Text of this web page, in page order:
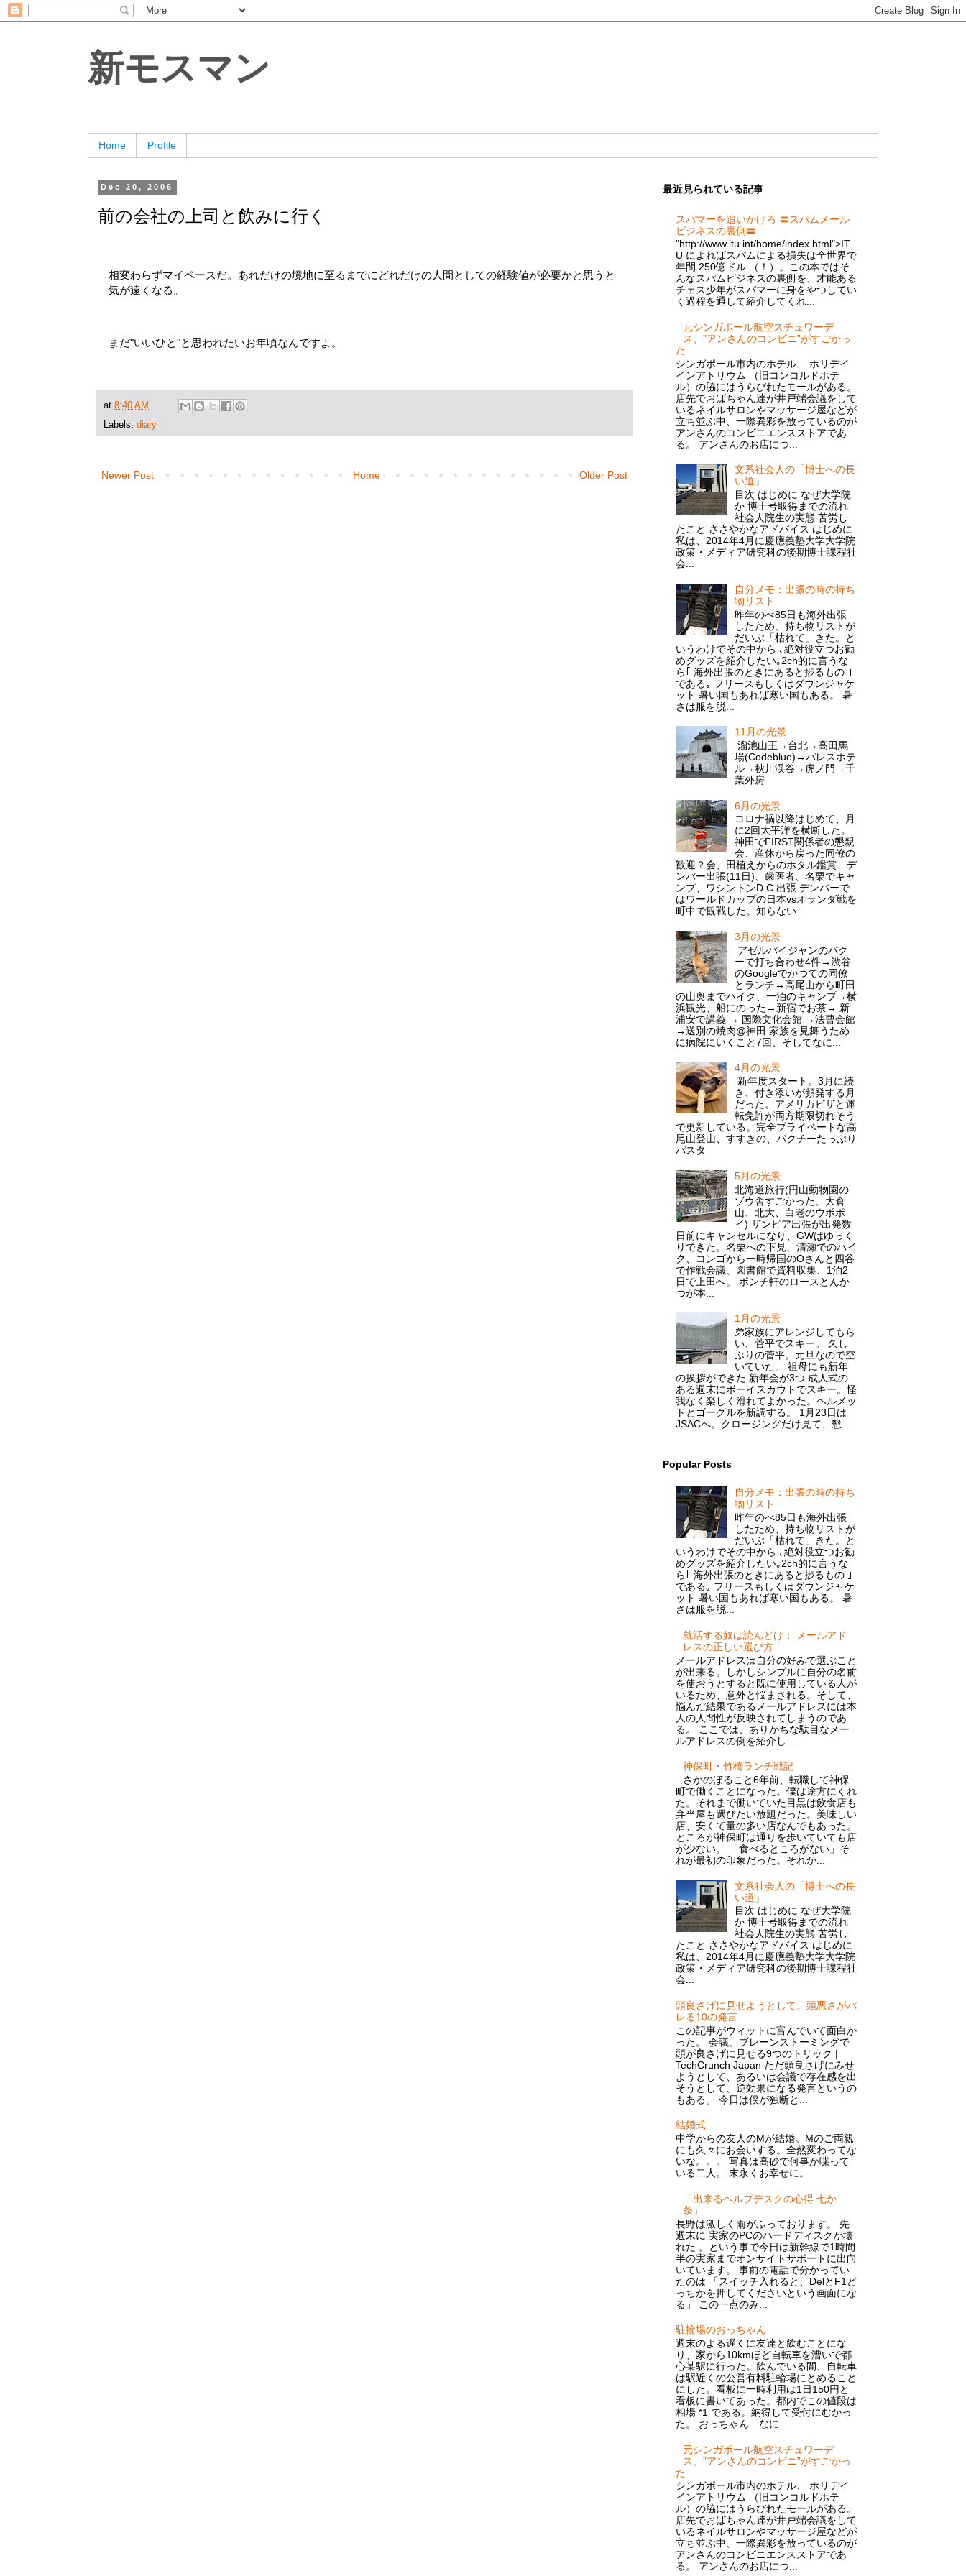
新モスマン
Home Profile
Dec 20, 2006
前の会社の上司と飲みに行く
相変わらずマイペースだ。あれだけの境地に至るまでにどれだけの人間としての経験値が必要かと思うと
気が遠くなる。
まだ"いいひと"と思われたいお年頃なんですよ。
at 8:40 AM
Labels: diary
Newer Post Older Post
Home
最近見られている記事
スパマーを追いかけろ 〓スパムメール
ビジネスの裏側〓
"http://www.itu.int/home/index.html">IT
U によればスパムによる損失は全世界で
年間 250億ドル （！）。この本ではそ
んなスパムビジネスの裏側を、才能ある
チェス少年がスパマーに身をやつしてい
く過程を通して紹介してくれ...
元シンガポール航空スチュワーデ
ス、”アンさんのコンビニ”がすごかっ
た
シンガポール市内のホテル、 ホリデイ
インアトリウム （旧コンコルドホテ
ル）の脇にはうらびれたモールがある。
店先でおばちゃん達が井戸端会議をして
いるネイルサロンやマッサージ屋などが
立ち並ぶ中、一際異彩を放っているのが
アンさんのコンビニエンスストアであ
る。 アンさんのお店につ...
文系社会人の「博士への長
い道」
目次 はじめに なぜ大学院
か 博士号取得までの流れ
社会人院生の実態 苦労し
たこと ささやかなアドバイス はじめに
私は、2014年4月に慶應義塾大学大学院
政策・メディア研究科の後期博士課程社
会...
自分メモ：出張の時の持ち
物リスト
昨年のべ85日も海外出張
したため、持ち物リストが
だいぶ「枯れて」きた。と
いうわけでその中から ､絶対役立つお勧
めグッズを紹介したい｡2ch的に言うな
ら｢ 海外出張のときにあると捗るもの ｣
である｡ フリースもしくはダウンジャケ
ット 暑い国もあれば寒い国もある。 暑
さは服を脱...
11月の光景
溜池山王→台北→高田馬
場(Codeblue)→パレスホテ
ル→秋川渓谷→虎ノ門→千
葉外房
6月の光景
コロナ禍以降はじめて、月
に2回太平洋を横断した。
神田でFIRST関係者の懇親
会、産休から戻った同僚の
歓迎？会、田植えからのホタル鑑賞、デ
ンバー出張(11日)、歯医者、名栗でキャ
ンプ、ワシントンD.C.出張 デンバーで
はワールドカップの日本vsオランダ戦を
町中で観戦した。知らない...
3月の光景
アゼルバイジャンのバク
ーで打ち合わせ4件→渋谷
のGoogleでかつての同僚
とランチ→高尾山から町田
の山奥までハイク、一泊のキャンプ→横
浜観光、船にのった→新宿でお茶→ 新
浦安で講義 → 国際文化会館 →法曹会館
→送別の焼肉@神田 家族を見舞うため
に病院にいくこと7回、そしてなに...
4月の光景
新年度スタート。3月に続
き、付き添いが頻発する月
だった。アメリカビザと運
転免許が両方期限切れそう
で更新している。完全プライベートな高
尾山登山、すすきの、パクチーたっぷり
パスタ
5月の光景
北海道旅行(円山動物園の
ゾウ舎すごかった、大倉
山、北大、白老のウポポ
イ) ザンビア出張が出発数
日前にキャンセルになり、GWはゆっく
りできた。名栗への下見、清瀬でのハイ
ク、コンゴから一時帰国のOさんと四谷
で作戦会議、図書館で資料収集、1泊2
日で上田へ。 ポンチ軒のロースとんか
つが本...
1月の光景
弟家族にアレンジしてもら
い、菅平でスキー。 久し
ぶりの菅平。元旦なので空
いていた。 祖母にも新年
の挨拶ができた 新年会が3つ 成人式の
ある週末にボーイスカウトでスキー。怪
我なく楽しく滑れてよかった。ヘルメッ
トとゴーグルを新調する。 1月23日は
JSACへ。クロージングだけ見て、懇...
Popular Posts
自分メモ：出張の時の持ち
物リスト
昨年のべ85日も海外出張
したため、持ち物リストが
だいぶ「枯れて」きた。と
いうわけでその中から ､絶対役立つお勧
めグッズを紹介したい｡2ch的に言うな
ら｢ 海外出張のときにあると捗るもの ｣
である｡ フリースもしくはダウンジャケ
ット 暑い国もあれば寒い国もある。 暑
さは服を脱...
就活する奴は読んどけ： メールアド
レスの正しい選び方
メールアドレスは自分の好みで選ぶこと
が出来る。しかしシンプルに自分の名前
を使おうとすると既に使用している人が
いるため、意外と悩まされる。そして、
悩んだ結果であるメールアドレスには本
人の人間性が反映されてしまうのであ
る。 ここでは、ありがちな駄目なメー
ルアドレスの例を紹介し...
神保町・竹橋ランチ戦記
さかのぼること6年前、転職して神保
町で働くことになった。僕は途方にくれ
た。それまで働いていた目黒は飲食店も
弁当屋も選びたい放題だった。美味しい
店、安くて量の多い店なんでもあった。
ところが神保町は通りを歩いていても店
が少ない。 「食べるところがない」そ
れが最初の印象だった。それか...
文系社会人の「博士への長
い道」
目次 はじめに なぜ大学院
か 博士号取得までの流れ
社会人院生の実態 苦労し
たこと ささやかなアドバイス はじめに
私は、2014年4月に慶應義塾大学大学院
政策・メディア研究科の後期博士課程社
会...
頭良さげに見せようとして、頭悪さがバ
レる10の発言
この記事がウィットに富んでいて面白か
った。 会議、ブレーンストーミングで
頭が良さげに見せる9つのトリック |
TechCrunch Japan ただ頭良さげにみせ
ようとして、あるいは会議で存在感を出
そうとして、逆効果になる発言というの
もある。 今日は僕が独断と...
結婚式
中学からの友人のMが結婚。Mのご両親
にも久々にお会いする。全然変わってな
いな。。。 写真は高砂で何事か喋って
いる二人。 末永くお幸せに。
「出来るヘルプデスクの心得 七か
条」
長野は激しく雨がふっております。 先
週末に 実家のPCのハードディスクが壊
れた 。という事で今日は新幹線で1時間
半の実家までオンサイトサポートに出向
いています。 事前の電話で分かってい
たのは 「スイッチ入れると、DelとF1ど
っちかを押してくださいという画面にな
る」 この一点のみ...
駐輪場のおっちゃん
週末のよる遅くに友達と飲むことにな
り、家から10kmほど自転車を漕いで都
心某駅に行った。飲んでいる間、自転車
は駅近くの公営有料駐輪場にとめること
にした。看板に一時利用は1日150円と
看板に書いてあった。都内でこの値段は
相場 *1 である。納得して受付にむかっ
た。 おっちゃん「なに...
元シンガポール航空スチュワーデ
ス、”アンさんのコンビニ”がすごかっ
た
シンガポール市内のホテル、 ホリデイ
インアトリウム （旧コンコルドホテ
ル）の脇にはうらびれたモールがある。
店先でおばちゃん達が井戸端会議をして
いるネイルサロンやマッサージ屋などが
立ち並ぶ中、一際異彩を放っているのが
アンさんのコンビニエンスストアであ
る。 アンさんのお店につ...